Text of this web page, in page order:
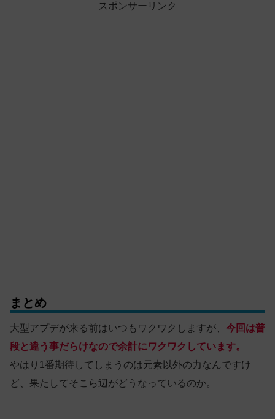
スポンサーリンク
まとめ
大型アプデが来る前はいつもワクワクしますが、 今回は普
段と違う事だらけなので余計にワクワクしています。
やはり1番期待してしまうのは元素以外の力なんですけ
ど、果たしてそこら辺がどうなっているのか。